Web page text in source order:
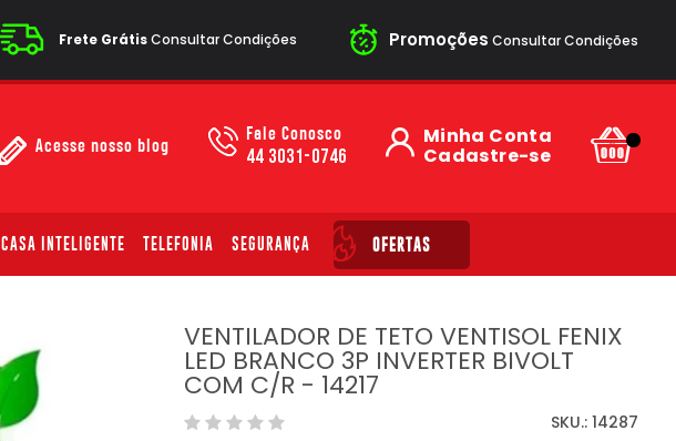
Frete GrátisConsultar Condições Promoções Consultar Condições
Acesse nosso blog Fale Conosco
44 3031-0746
Minha Conta
Cadastre-se
CASA INTELIGENTE TELEFONIA SEGURANÇA OFERTAS
VENTILADOR DE TETO VENTISOL FENIX
LED BRANCO 3P INVERTER BIVOLT
COM C/R - 14217
SKU.: 14287